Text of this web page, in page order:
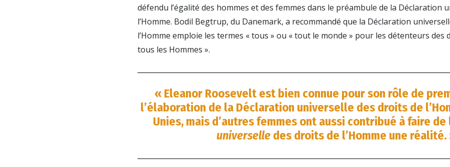
défendu l’égalité des hommes et des femmes dans le préambule de la Déclaration
l’Homme. Bodil Begtrup, du Danemark, a recommandé que la Déclaration
l’Homme emploie les termes « tous » ou « tout le monde » pour les détenteurs des
tous les Hommes ».
« Eleanor Roosevelt est bien connue pour son rôle de
l’élaboration de la Déclaration universelle des droits de
Unies, mais d’autres femmes ont aussi contribué à faire
universelledes droits de l’Homme une réalité.